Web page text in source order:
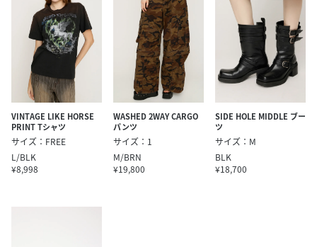
VINTAGE LIKE HORSE
PRINT Tシャツ
サイズ：FREE
L/BLK
¥8,998
WASHED 2WAY CARGO
パンツ
サイズ：1
M/BRN
¥19,800
SIDE HOLE MIDDLE ブー
ツ
サイズ：M
BLK
¥18,700